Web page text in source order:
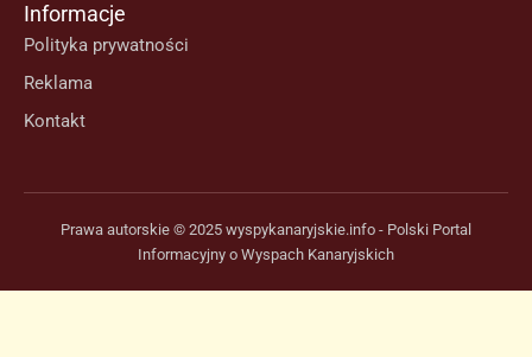
Informacje
Polityka prywatności
Reklama
Kontakt
Prawa autorskie © 2025 wyspykanaryjskie.info - Polski Portal
Informacyjny o Wyspach Kanaryjskich